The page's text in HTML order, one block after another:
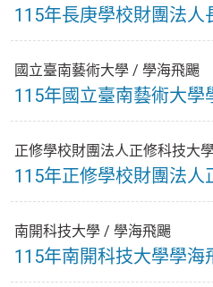
115年長庚學校財團法
國立臺南藝術大學 / 學海飛颺
115年國立臺南藝術大學
正修學校財團法人正修科技大
115年正修學校財團法
南開科技大學 / 學海飛颺
115年南開科技大學學海